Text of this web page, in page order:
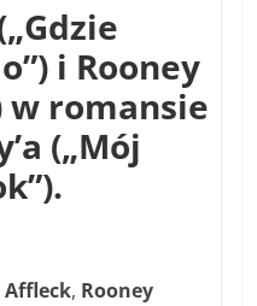
i Rooney
w romansie
(„Mój
Affleck, Rooney